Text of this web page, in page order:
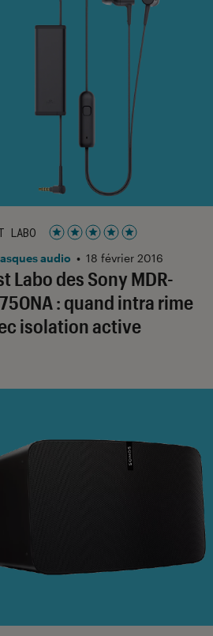
Labo des Sony MDR-
: quand intra rime
isolation active
LABO
Noté 5 étoiles sur 5
audio • 18 février 2016